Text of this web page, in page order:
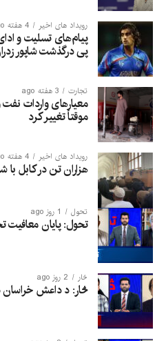
رویداد های اخیر 4 هفته ago
پیام‌های تسلیت و
پی درگذشت شاپور
تجارت 3 هفته ago
معیارهای واردات
موقتاً تغییر کرد
رویداد های اخیر 4 هفته ago
هزاران تن در کابل با
تحول 1 روز ago
تحول: پایان معافیت
څار 2 روز ago
څار: د داعش خراسان